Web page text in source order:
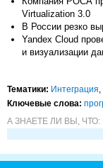
Virtualization 3.0
В России резко
Yandex Cloud
и визуализации
Тематики: Интеграция,
Ключевые слова:
А ЗНАЕТЕ ЛИ ВЫ, ЧТО: